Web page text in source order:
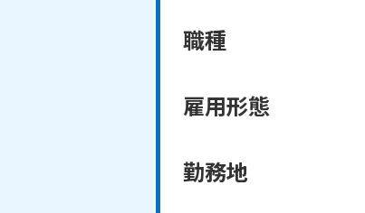
職種
雇用形態
勤務地